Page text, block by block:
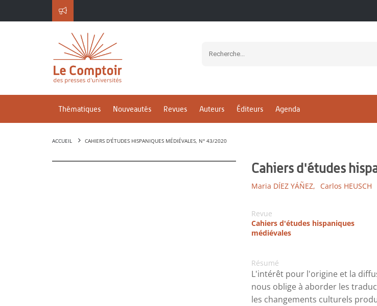
Thématiques Nouveautés Revues Auteurs Éditeurs Agenda
ACCUEIL CAHIERS D'ÉTUDES HISPANIQUES MÉDIÉVALES, N° 43/2020
Cahiers d'études
Maria DÍEZ YÁÑEZ, Carlos HEUSCH
Revue
Cahiers d'études hispaniques
médiévales
Résumé
L'intérêt pour l'origine et la
nous oblige à aborder les
les changements culturels